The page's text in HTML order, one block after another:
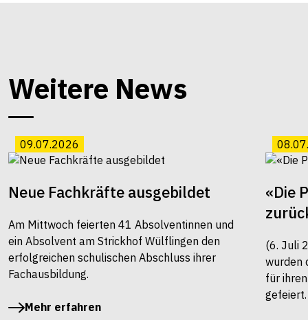
Weitere News
09.07.2026
Neue Fachkräfte ausgebildet
Am Mittwoch feierten 41 Absolventinnen und
ein Absolvent am Strickhof Wülflingen den
erfolgreichen schulischen Abschluss ihrer
Fachausbildung.
Mehr erfahren
«Die
(6. Juli
wurden
für
gefeiert.